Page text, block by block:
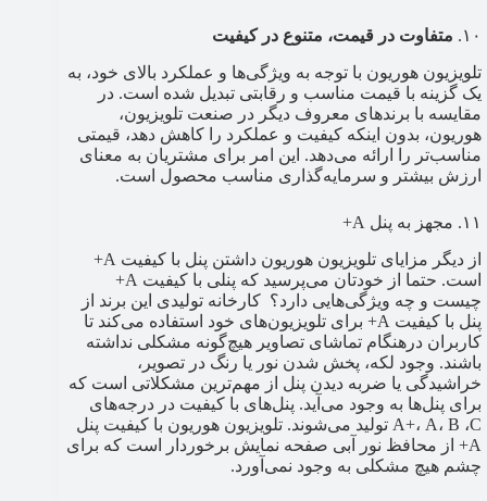
۱۰.
متفاوت در قیمت، متنوع در کیفیت
تلویزیون هوریون با توجه به ویژگی‌ها و عملکرد بالای خود، به
یک گزینه با قیمت مناسب و رقابتی تبدیل شده است. در
مقایسه با برندهای معروف دیگر در صنعت تلویزیون،
هوریون، بدون اینکه کیفیت و عملکرد را کاهش دهد، قیمتی
مناسب‌تر را ارائه می‌دهد. این امر برای مشتریان به معنای
ارزش بیشتر و سرمایه‌گذاری مناسب محصول است.
۱۱. مجهز به پنل A+
از دیگر مزایای تلویزیون هوریون داشتن پنل با کیفیت A+
است. حتما از خودتان می‌پرسید که پنلی با کیفیت A+
چیست و چه ویژگی‌هایی دارد؟ کارخانه تولیدی این برند از
پنل با کیفیت A+ برای تلویزیون‌های خود استفاده می‌کند تا
کاربران درهنگام تماشای تصاویر هیچ‌گونه مشکلی نداشته
باشند. وجود لکه، پخش شدن نور یا رنگ در تصویر،
خراشیدگی یا ضربه دیدن پنل از مهم‌‎ترین مشکلاتی است که
برای پنل‎‌ها به وجود می‌‎آید. پنل‌های با کیفیت در درجه‌های
A+، A، B ،C تولید می‌شوند. تلویزیون هوریون با کیفیت پنل
A+ از محافظ نور آبی صفحه نمایش برخوردار است که برای
چشم هیچ مشکلی به وجود نمی‌‎آورد.